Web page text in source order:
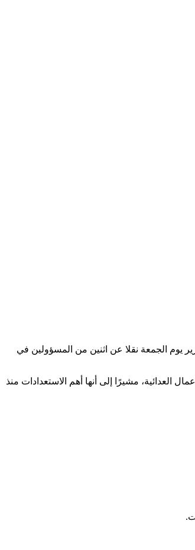
يوم الجمعة نقلا عن اثنين من المسؤولين في
العدائية، مشيرًا إلى أنها أهم الاستعدادات منذ